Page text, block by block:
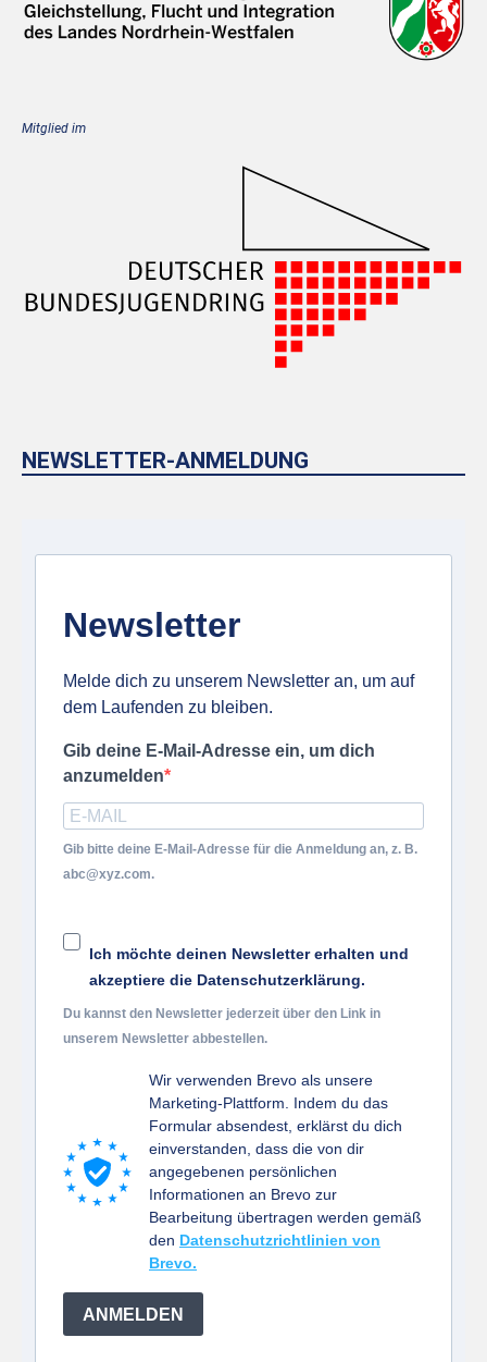
Mitglied im
NEWSLETTER-ANMELDUNG
Newsletter
Melde dich zu unserem Newsletter an, um auf
dem Laufenden zu bleiben.
Gib deine E-Mail-Adresse ein, um dich
anzumelden
Gib bitte deine E-Mail-Adresse für die Anmeldung an, z. B.
abc@xyz.com.
Ich möchte deinen Newsletter erhalten und
akzeptiere die Datenschutzerklärung.
Du kannst den Newsletter jederzeit über den Link in
unserem Newsletter abbestellen.
Wir verwenden Brevo als unsere
Marketing-Plattform. Indem du das
Formular absendest, erklärst du dich
einverstanden, dass die von dir
angegebenen persönlichen
Informationen an Brevo zur
Bearbeitung übertragen werden gemäß
den Datenschutzrichtlinien von
Brevo.
ANMELDEN